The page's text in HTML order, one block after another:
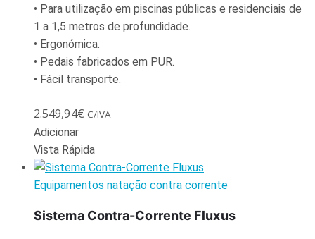
• Para utilização em piscinas públicas e residenciais de
1 a 1,5 metros de profundidade.
• Ergonómica.
• Pedais fabricados em PUR.
• Fácil transporte.
2.549,94€ C/IVA
Adicionar
Vista Rápida
Equipamentos natação contra corrente
Sistema Contra-Corrente Fluxus